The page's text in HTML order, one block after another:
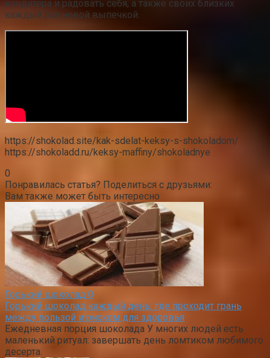
кондитера и радовать себя, а также своих близких
каждый раз новой выпечкой.
https://shokolad.site/kak-sdelat-keksy-s-shokoladom/
https://shokoladd.ru/keksy-maffiny/shokoladnye
0
Понравилась статья? Поделиться с друзьями:
Вам также может быть интересно
Горький шоколад 0
Горький шоколад каждый день: где проходит грань
между пользой и риском для здоровья
Ежедневная порция шоколада У многих людей есть
маленький ритуал: завершать день ломтиком любимого
десерта.